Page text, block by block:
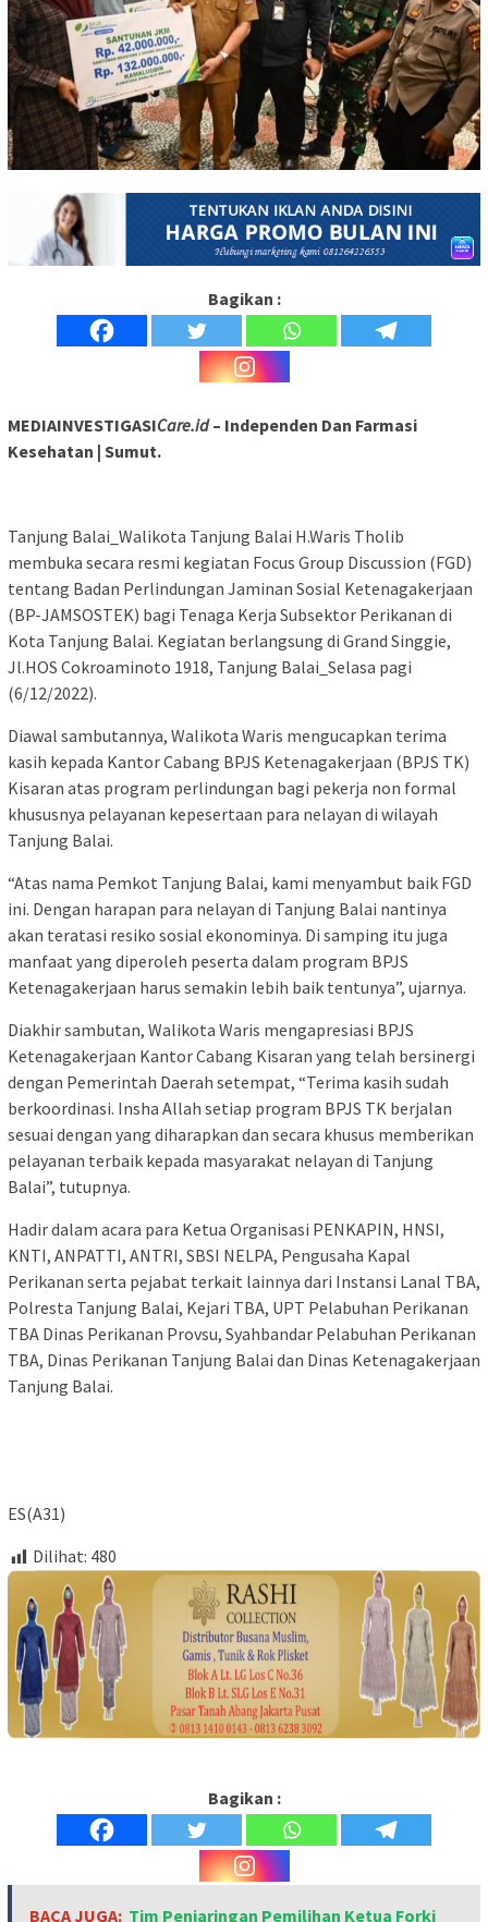
Bagikan :
MEDIAINVESTIGASICare.id– Independen Dan Farmasi
Kesehatan | Sumut.
Tanjung Balai_Walikota Tanjung Balai H.Waris Tholib
membuka secara resmi kegiatan Focus Group Discussion (FGD)
tentang Badan Perlindungan Jaminan Sosial Ketenagakerjaan
(BP-JAMSOSTEK) bagi Tenaga Kerja Subsektor Perikanan di
Kota Tanjung Balai. Kegiatan berlangsung di Grand Singgie,
Jl.HOS Cokroaminoto 1918, Tanjung Balai_Selasa pagi
(6/12/2022).
Diawal sambutannya, Walikota Waris mengucapkan terima
kasih kepada Kantor Cabang BPJS Ketenagakerjaan (BPJS TK)
Kisaran atas program perlindungan bagi pekerja non formal
khususnya pelayanan kepesertaan para nelayan di wilayah
Tanjung Balai.
“Atas nama Pemkot Tanjung Balai, kami menyambut baik FGD
ini. Dengan harapan para nelayan di Tanjung Balai nantinya
akan teratasi resiko sosial ekonominya. Di samping itu juga
manfaat yang diperoleh peserta dalam program BPJS
Ketenagakerjaan harus semakin lebih baik tentunya”, ujarnya.
Diakhir sambutan, Walikota Waris mengapresiasi BPJS
Ketenagakerjaan Kantor Cabang Kisaran yang telah bersinergi
dengan Pemerintah Daerah setempat, “Terima kasih sudah
berkoordinasi. Insha Allah setiap program BPJS TK berjalan
sesuai dengan yang diharapkan dan secara khusus memberikan
pelayanan terbaik kepada masyarakat nelayan di Tanjung
Balai”, tutupnya.
Hadir dalam acara para Ketua Organisasi PENKAPIN, HNSI,
KNTI, ANPATTI, ANTRI, SBSI NELPA, Pengusaha Kapal
Perikanan serta pejabat terkait lainnya dari Instansi Lanal TBA,
Polresta Tanjung Balai, Kejari TBA, UPT Pelabuhan Perikanan
TBA Dinas Perikanan Provsu, Syahbandar Pelabuhan Perikanan
TBA, Dinas Perikanan Tanjung Balai dan Dinas Ketenagakerjaan
Tanjung Balai.
ES(A31)
Dilihat: 480
Bagikan :
BACA JUGA: Tim Penjaringan Pemilihan Ketua Forki